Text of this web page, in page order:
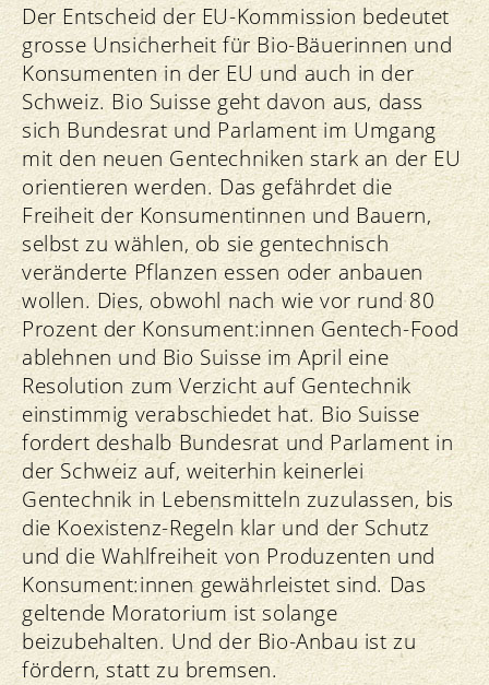
Der Entscheid der EU-Kommission bedeutet
grosse Unsicherheit für Bio-Bäuerinnen und
Konsumenten in der EU und auch in der
Schweiz. Bio Suisse geht davon aus, dass
sich Bundesrat und Parlament im Umgang
mit den neuen Gentechniken stark an der EU
orientieren werden. Das gefährdet die
Freiheit der Konsumentinnen und Bauern,
selbst zu wählen, ob sie gentechnisch
veränderte Pflanzen essen oder anbauen
wollen. Dies, obwohl nach wie vor rund 80
Prozent der Konsument:innen Gentech-Food
ablehnen und Bio Suisse im April eine
Resolution zum Verzicht auf Gentechnik
einstimmig verabschiedet hat. Bio Suisse
fordert deshalb Bundesrat und Parlament in
der Schweiz auf, weiterhin keinerlei
Gentechnik in Lebensmitteln zuzulassen, bis
die Koexistenz-Regeln klar und der Schutz
und die Wahlfreiheit von Produzenten und
Konsument:innen gewährleistet sind. Das
geltende Moratorium ist solange
beizubehalten. Und der Bio-Anbau ist zu
fördern, statt zu bremsen.